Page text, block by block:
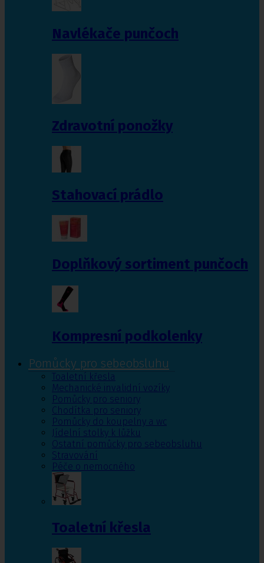
Navlékače punčoch
Zdravotní ponožky
Stahovací prádlo
Doplňkový sortiment punčoch
Kompresní podkolenky
Pomůcky pro sebeobsluhu
Toaletní křesla
Mechanické invalidní vozíky
Pomůcky pro seniory
Chodítka pro seniory
Pomůcky do koupelny a wc
Jídelní stolky k lůžku
Ostatní pomůcky pro sebeobsluhu
Stravování
Péče o nemocného
Toaletní křesla